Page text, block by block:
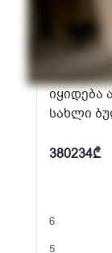
იყიდება
სახლი
380234₾
6
5